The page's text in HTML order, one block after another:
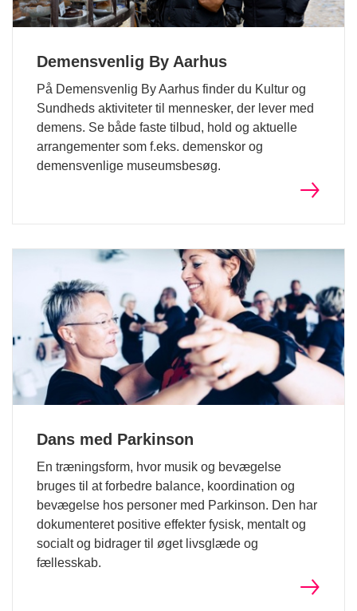
Demensvenlig By Aarhus
På Demensvenlig By Aarhus finder du Kultur og
Sundheds aktiviteter til mennesker, der lever med
demens. Se både faste tilbud, hold og aktuelle
arrangementer som f.eks. demenskor og
demensvenlige museumsbesøg.
Dans med Parkinson
En træningsform, hvor musik og bevægelse
bruges til at forbedre balance, koordination og
bevægelse hos personer med Parkinson. Den har
dokumenteret positive effekter fysisk, mentalt og
socialt og bidrager til øget livsglæde og
fællesskab.